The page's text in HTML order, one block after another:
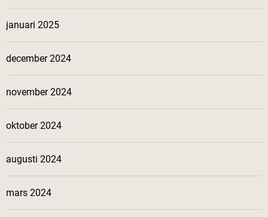
januari 2025
december 2024
november 2024
oktober 2024
augusti 2024
mars 2024